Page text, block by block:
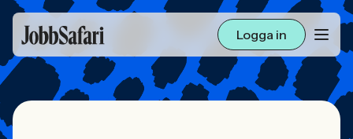
Logga in
Lediga jobb